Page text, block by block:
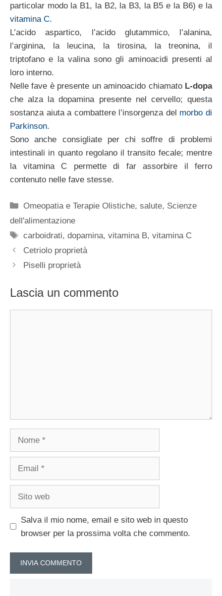
particolar modo la B1, la B2, la B3, la B5 e la B6) e la
vitamina C.
L’acido aspartico, l’acido glutammico, l’alanina,
l’arginina, la leucina, la tirosina, la treonina, il
triptofano e la valina sono gli aminoacidi presenti al
loro interno.
Nelle fave è presente un aminoacido chiamato L-dopa
che alza la dopamina presente nel cervello; questa
sostanza aiuta a combattere l’insorgenza del morbo di
Parkinson.
Sono anche consigliate per chi soffre di problemi
intestinali in quanto regolano il transito fecale; mentre
la vitamina C permette di far assorbire il ferro
contenuto nelle fave stesse.
Categorie
Omeopatia e Terapie Olistiche,salute, Scienze
dell'alimentazione
Tag
carboidrati,dopamina,vitamina B,vitamina C
Cetriolo proprietà
Piselli proprietà
Lascia un commento
Salva il mio nome, email e sito web in questo
browser per la prossima volta che commento.